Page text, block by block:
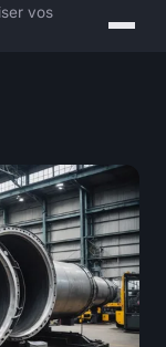
vos